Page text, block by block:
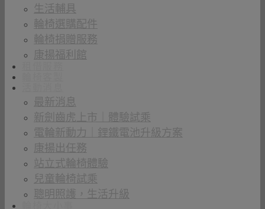
生活輔具
輪椅選購配件
輪椅捐贈服務
康揚福利館
最新消息
新劍齒虎上市｜體驗試乘
電輪新動力｜鋰鐵電池升級方案
康揚出任務
站立式輪椅體驗
兒童輪椅試乘
聰明照護，生活升級